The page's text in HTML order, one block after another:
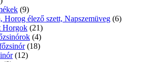
(9)
Horog élező szett, Napszemüveg (6)
Horgok (21)
(4)
(18)
(12)